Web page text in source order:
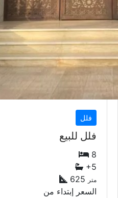
فلل
فلل للبيع
8
+5
625 متر
السعر إبتداء من